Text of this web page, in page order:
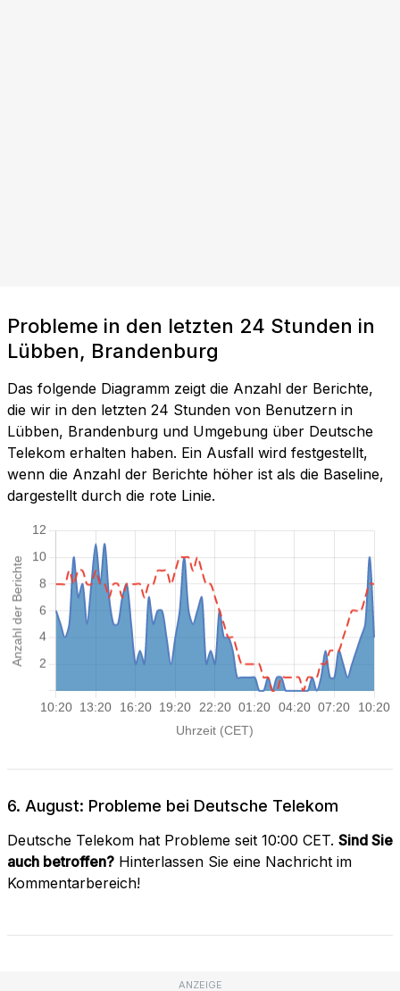
Probleme in den letzten 24 Stunden in
Lübben, Brandenburg
Das folgende Diagramm zeigt die Anzahl der Berichte,
die wir in den letzten 24 Stunden von Benutzern in
Lübben, Brandenburg und Umgebung über Deutsche
Telekom erhalten haben. Ein Ausfall wird festgestellt,
wenn die Anzahl der Berichte höher ist als die Baseline,
dargestellt durch die rote Linie.
6. August: Probleme bei Deutsche Telekom
Deutsche Telekom hat Probleme seit 10:00 CET. Sind Sie
auch betroffen? Hinterlassen Sie eine Nachricht im
Kommentarbereich!
ANZEIGE